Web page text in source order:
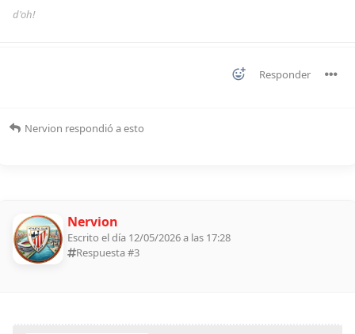
d'oh!
Responder
Nervion respondió a esto
Nervion
Escrito el día 12/05/2026 a las 17:28
Respuesta #3